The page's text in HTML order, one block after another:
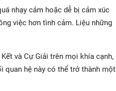
nhạy cảm hoặc dễ bị cảm xúc
việc hơn tình cảm. Liệu những
và Cự Giải trên mọi khía cạnh,
quan hệ này có thể trở thành một